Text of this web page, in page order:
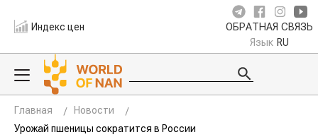
Индекс цен ОБРАТНАЯ СВЯЗЬ
Язык RU
Главная
Новости
Урожай пшеницы сократится в России